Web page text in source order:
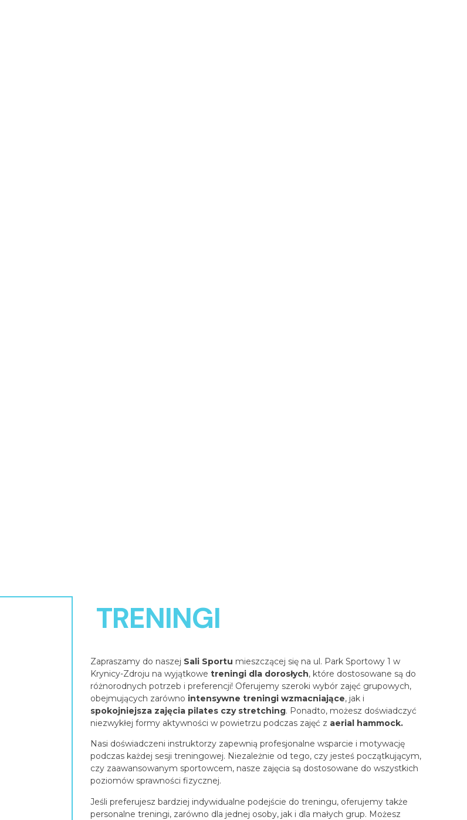
TRENINGI
Zapraszamy do naszej Sali Sportu mieszczącej się na ul. Park Sportowy 1 w
Krynicy-Zdroju na wyjątkowe treningi dla dorosłych, które dostosowane są do
różnorodnych potrzeb i preferencji! Oferujemy szeroki wybór zajęć grupowych,
obejmujących zarówno intensywne treningi wzmacniające, jak i
spokojniejsza zajęcia pilates czy stretching. Ponadto, możesz doświadczyć
niezwykłej formy aktywności w powietrzu podczas zajęć z aerial hammock.
Nasi doświadczeni instruktorzy zapewnią profesjonalne wsparcie i motywację
podczas każdej sesji treningowej. Niezależnie od tego, czy jesteś początkującym,
czy zaawansowanym sportowcem, nasze zajęcia są dostosowane do wszystkich
poziomów sprawności fizycznej.
Jeśli preferujesz bardziej indywidualne podejście do treningu, oferujemy także
personalne treningi, zarówno dla jednej osoby, jak i dla małych grup. Możesz